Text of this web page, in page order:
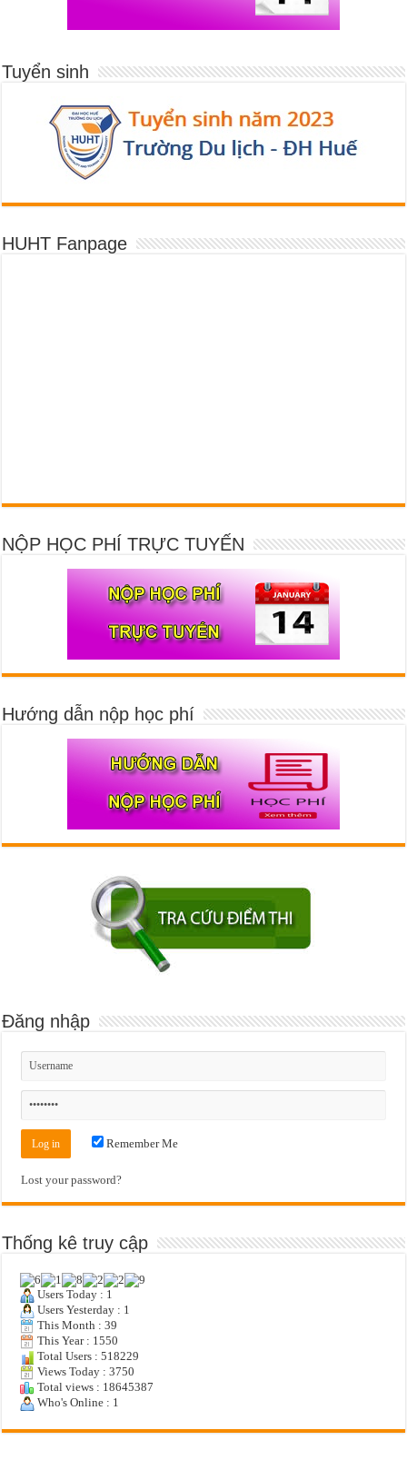
Tuyển sinh
HUHT Fanpage
NỘP HỌC PHÍ TRỰC TUYẾN
Hướng dẫn nộp học phí
Đăng nhập
Remember Me
Lost your password?
Thống kê truy cập
Users Today : 1
Users Yesterday : 1
This Month : 39
This Year : 1550
Total Users : 518229
Views Today : 3750
Total views : 18645387
Who's Online : 1